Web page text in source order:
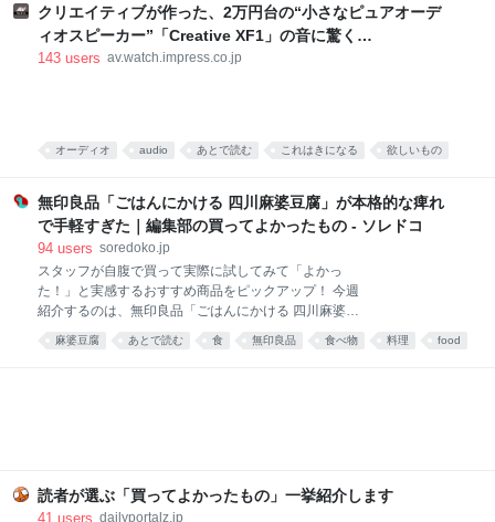
した。 真っ赤な小袋に入った粉 大学院生のころ、中国
の東北地方から来た留学生の女の子と仲良くなりまし
た。 彼女は辛い物が大好き。「日本には辛い食べ物が
ない」と、中国のショッピングサイト「淘宝」（タオ
キャラの描かれた、真っ赤な小袋をくれました。 なん
していなか
クリエイティブが作った、2万円台の“小さなピュアオーデ
ィオスピーカー”「Creative XF1」の音に驚く
[Sponsored]
143 users av.watch.impress.co.jp
オーディオ audio あとで読む これはきになる 欲しいもの
無印良品「ごはんにかける 四川麻婆豆腐」が本格的な痺れ
で手軽すぎた｜編集部の買ってよかったもの - ソレドコ
94 users soredoko.jp
スタッフが自腹で買って実際に試してみて「よかっ
た！」と実感するおすすめ商品をピックアップ！ 今週
紹介するのは、無印良品「ごはんにかける 四川麻婆豆
本格四川の味が楽しめます。暑くて料理が億劫な日
調理するのは、面倒くさい。特に夏は外出するのも調
理するのも暑くて億劫。そんなときでも、手軽に本格
麻婆豆腐 あとで読む 食 無印良品 食べ物 料理 food
読者が選ぶ「買ってよかったもの」一挙紹介します
41 users dailyportalz.jp